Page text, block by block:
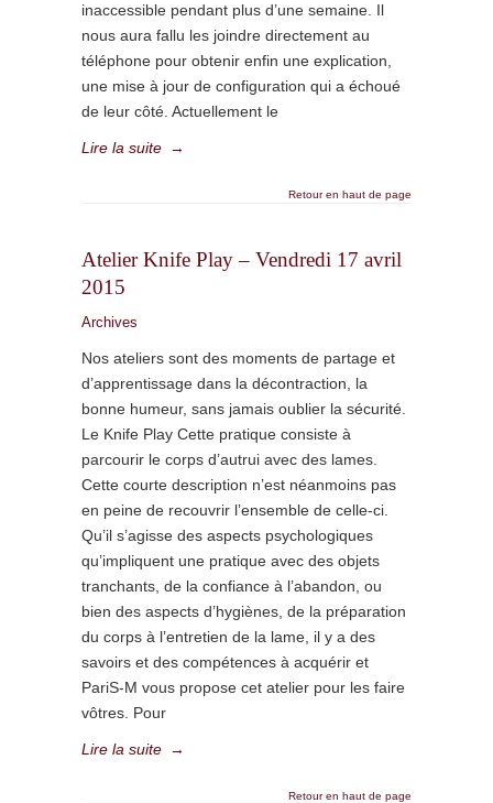
inaccessible pendant plus d’une semaine. Il
nous aura fallu les joindre directement au
téléphone pour obtenir enfin une explication,
une mise à jour de configuration qui a échoué
de leur côté. Actuellement le
Lire la suite →
Retour en haut de page
Atelier Knife Play – Vendredi 17 avril
2015
Archives
Nos ateliers sont des moments de partage et
d’apprentissage dans la décontraction, la
bonne humeur, sans jamais oublier la sécurité.
Le Knife Play Cette pratique consiste à
parcourir le corps d’autrui avec des lames.
Cette courte description n’est néanmoins pas
en peine de recouvrir l’ensemble de celle-ci.
Qu’il s’agisse des aspects psychologiques
qu’impliquent une pratique avec des objets
tranchants, de la confiance à l’abandon, ou
bien des aspects d’hygiènes, de la préparation
du corps à l’entretien de la lame, il y a des
savoirs et des compétences à acquérir et
PariS-M vous propose cet atelier pour les faire
vôtres. Pour
Lire la suite →
Retour en haut de page